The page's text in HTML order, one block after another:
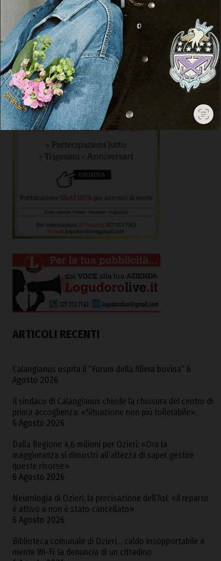
ARTICOLI RECENTI
Calangianus ospita il “Forum della filiera bovina” 6
Agosto 2026
Il sindaco di Calangianus chiede la chiusura del centro di
prima accoglienza: «Situazione non più tollerabile»,
6 Agosto 2026
Dalla Regione 4,6 milioni per Ozieri: «Ora la
maggioranza si dimostri all’altezza di saper gestire
queste risorse»
6 Agosto 2026
Neurologia di Ozieri, la precisazione dell’Asl: «il reparto
è attivo e non è stato cancellato»
6 Agosto 2026
Biblioteca comunale di Ozieri… caldo insopportabile e
niente Wi-Fi: la denuncia di un cittadino